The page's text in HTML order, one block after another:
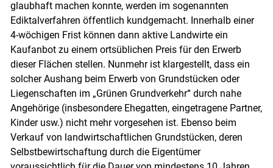
glaubhaft machen konnte, werden im sogenannten
Ediktalverfahren öffentlich kundgemacht. Innerhalb einer
4-wöchigen Frist können dann aktive Landwirte ein
Kaufanbot zu einem ortsüblichen Preis für den Erwerb
dieser Flächen stellen. Nunmehr ist klargestellt, dass ein
solcher Aushang beim Erwerb von Grundstücken oder
Liegenschaften im „Grünen Grundverkehr“ durch nahe
Angehörige (insbesondere Ehegatten, eingetragene Partner,
Kinder usw.) nicht mehr vorgesehen ist. Ebenso beim
Verkauf von landwirtschaftlichen Grundstücken, deren
Selbstbewirtschaftung durch die Eigentümer